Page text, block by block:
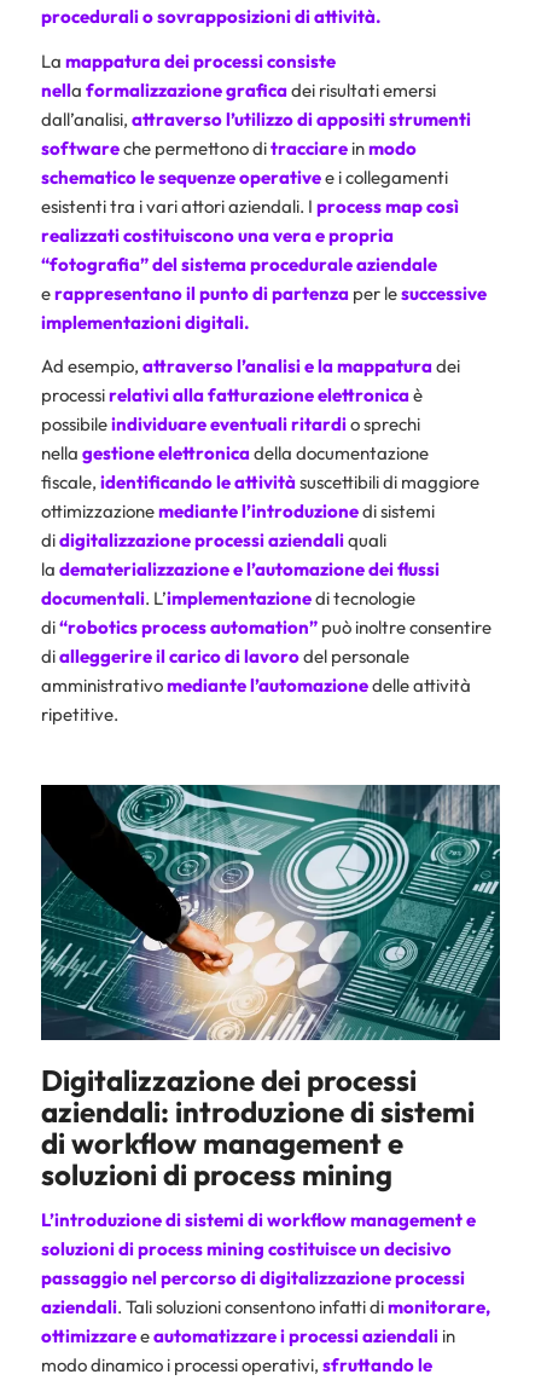
procedurali o sovrapposizioni di attività.
La mappaturadei processi consiste
nella formalizzazione graficadei risultati emersi
dall’analisi, attraverso l’utilizzo di appositi strumenti
softwareche permettono ditracciareinmodo
schematico le sequenze operativee i collegamenti
esistenti tra i vari attori aziendali. I process map così
realizzati costituiscono una vera e propria
“fotografia” del sistema procedurale aziendale
erappresentano il punto di partenzaper lesuccessive
implementazioni digitali.
Ad esempio, attraverso l’analisi e la mappaturadei
processirelativi allafatturazione elettronicaè
possibileindividuare eventuali ritardio sprechi
nella gestione elettronicadella documentazione
fiscale, identificando le attivitàsuscettibili di maggiore
ottimizzazionemediante l’introduzionedi sistemi
didigitalizzazioneprocessi aziendaliquali
la dematerializzazionee l’automazionedei flussi
documentali. L’implementazionedi tecnologie
di“robotics process automation”può inoltre consentire
dialleggerire il carico di lavorodel personale
amministrativomediante l’automazionedelle attività
ripetitive.
Digitalizzazione dei processi
aziendali: introduzione di sistemi
di workflow management e
soluzioni di process mining
L’introduzione di sistemi di workflow management e
soluzioni di process mining costituisce un decisivo
passaggio nel percorso didigitalizzazione processi
aziendali. Tali soluzioni consentono infatti dimonitorare,
ottimizzareeautomatizzare i processi aziendaliin
modo dinamico i processi operativi, sfruttandole